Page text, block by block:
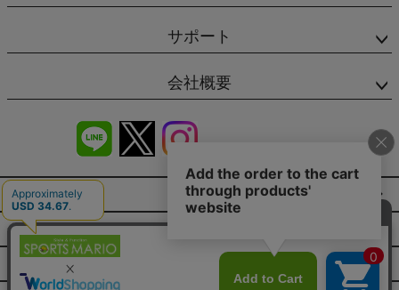
サポート
会社概要
商品レビュー
会社概要（HP）